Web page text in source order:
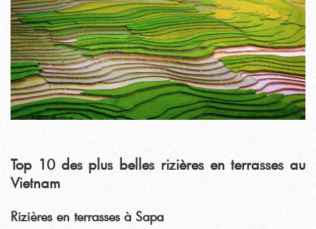
Top 10 des plus belles rizières en terrasses au
Vietnam
Rizières en terrasses à Sapa